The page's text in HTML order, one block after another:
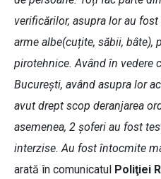
verificărilor, asupra lor au
arme albe(cuțite, săbii, bâte),
pirotehnice. Având în vedere
București, având asupra lor
avut drept scop deranjarea
asemenea, 2 șoferi au fost
interzise. Au fost întocmite
arată în comunicatul Poliţiei